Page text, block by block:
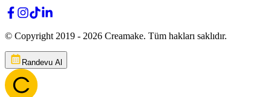
© Copyright 2019 - 2026 Creamake. Tüm hakları saklıdır.
Randevu Al